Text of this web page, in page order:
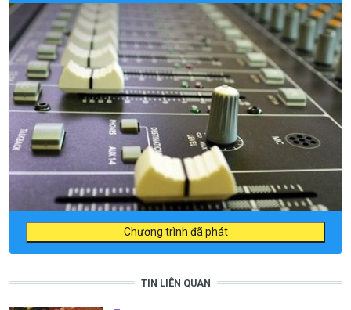
Chương trình đã phát
TIN LIÊN QUAN